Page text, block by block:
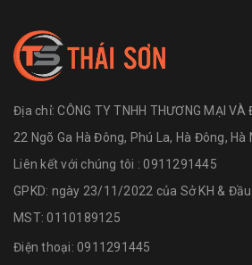
Địa chỉ:CÔNG TY TNHH THƯƠNG MẠI VÀ
22 Ngõ Ga Hà Đông, Phú La, Hà Đông, Hà
Liên kết với chúng tôi : 0911291445
GPKD: ngày 23/11/2022 của Sở KH & Đầu
MST: 0110189125
Điện thoại: 0911291445